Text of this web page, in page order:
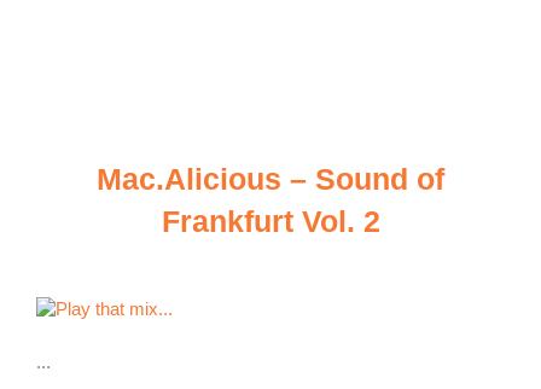
Mac.Alicious – Sound of
Frankfurt Vol. 2
...